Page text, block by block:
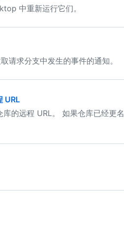
中重新运行它们。
求分支中发生的事件的通知。
URL
的远程 URL。 如果仓库已经更